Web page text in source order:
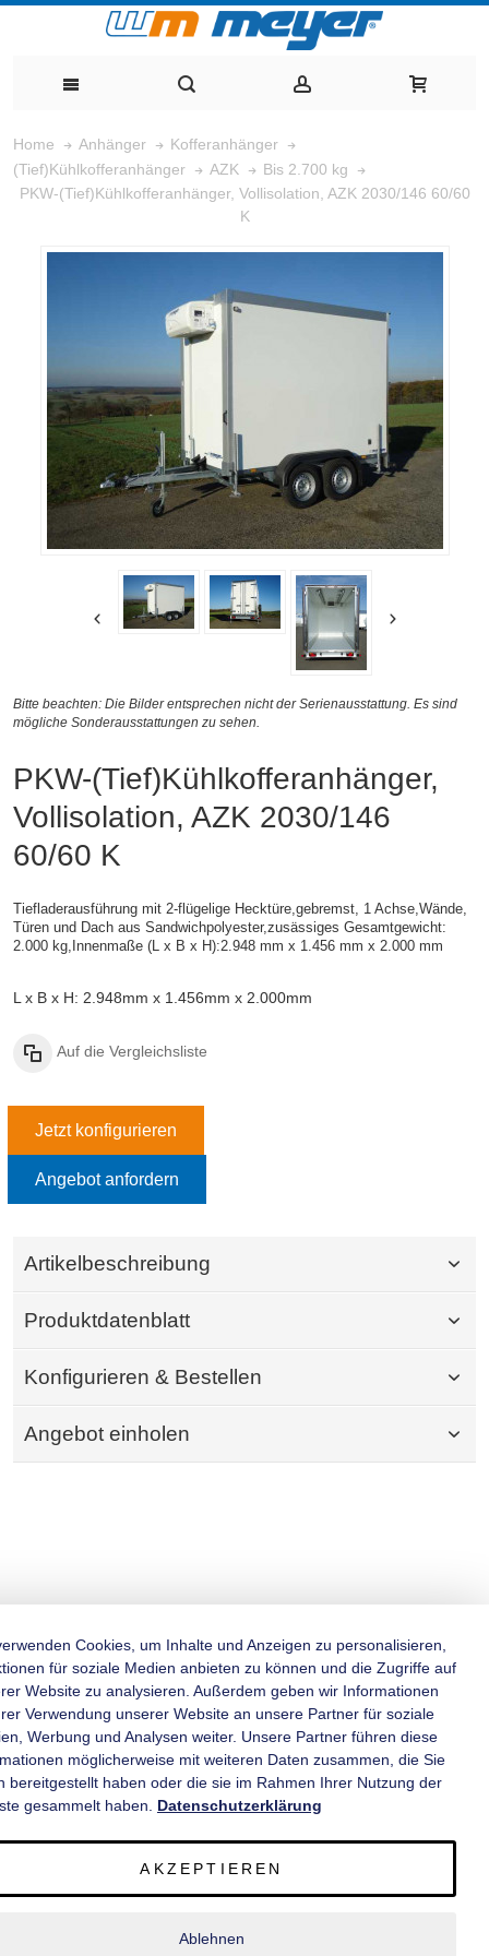
Home Anhänger
Kofferanhänger
(Tief)Kühlkofferanhänger
AZK
Bis 2.700 kg
PKW-(Tief)Kühlkofferanhänger, Vollisolation, AZK 2030/146 60/60
K
Bitte beachten: Die Bilder entsprechen nicht der Serienausstattung. Es sind
mögliche Sonderausstattungen zu sehen.
PKW-(Tief)Kühlkofferanhänger,
Vollisolation, AZK 2030/146
60/60 K
Tiefladerausführung mit 2-flügelige Hecktüre,gebremst, 1 Achse,Wände,
Türen und Dach aus Sandwichpolyester,zusässiges Gesamtgewicht:
2.000 kg, Innenmaße (L x B x H):2.948 mm x 1.456 mm x 2.000 mm
L x B x H: 2.948mm x 1.456mm x 2.000mm
Auf die Vergleichsliste
Jetzt konfigurieren
Angebot anfordern
Artikelbeschreibung
Produktdatenblatt
Konfigurieren & Bestellen
Angebot einholen
KATEGORIEN
INFORMATIONEN
Cookies, um Inhalte und Anzeigen zu personalisieren,
für soziale Medien anbieten zu können und die Zugriffe auf
Website zu analysieren. Außerdem geben wir Informationen
Verwendung unserer Website an unsere Partner für soziale
Werbung und Analysen weiter. Unsere Partner führen diese
möglicherweise mit weiteren Daten zusammen, die Sie
bereitgestellt haben oder die sie im Rahmen Ihrer Nutzung der
gesammelt haben. Datenschutzerklärung
AKZEPTIEREN
Ablehnen